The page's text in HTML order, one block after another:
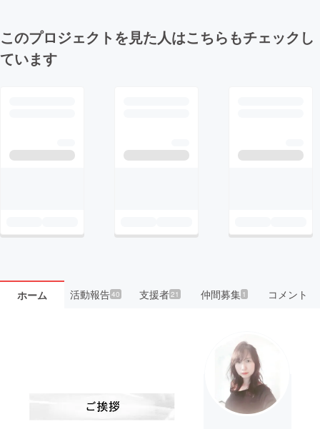
このプロジェクトを見た人はこちらもチェックし
ています
ホーム 活動報告40 支援者21 仲間募集 1 コメント